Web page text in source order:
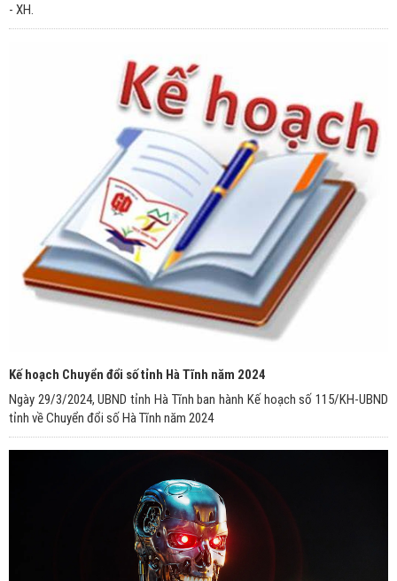
- XH.
Kế hoạch Chuyển đổi số tỉnh Hà Tĩnh năm 2024
Ngày 29/3/2024, UBND tỉnh Hà Tĩnh ban hành Kế hoạch số 115/KH-UBND
tỉnh về Chuyển đổi số Hà Tĩnh năm 2024